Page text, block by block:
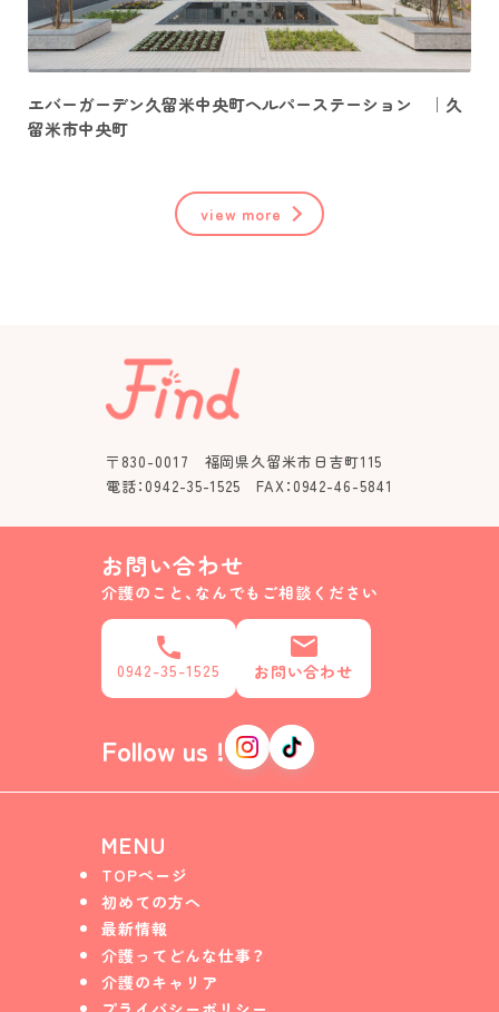
エバーガーデン久留米中央町ヘルパーステーション ｜久
留米市中央町
view more
〒830-0017 福岡県久留米市日吉町115
電話：0942-35-1525 FAX：0942-46-5841
MENU
TOPページ
初めての方へ
最新情報
介護ってどんな仕事？
介護のキャリア
お問い合わせ
介護のこと、なんでもご相談ください
0942-35-1525 お問い合わせ
Follow us !